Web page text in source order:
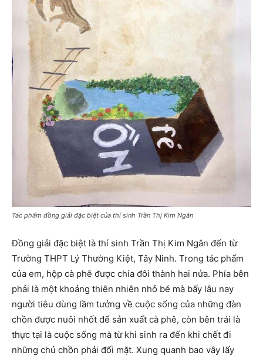
Tác phẩm đồng giải đặc biệt của thí sinh Trần Thị Kim Ngân
Đồng giải đặc biệt là thí sinh Trần Thị Kim Ngân đến từ
Trường THPT Lý Thường Kiệt, Tây Ninh. Trong tác phẩm
của em, hộp cà phê được chia đôi thành hai nửa. Phía bên
phải là một khoảng thiên nhiên nhỏ bé mà bấy lâu nay
người tiêu dùng lầm tưởng về cuộc sống của những đàn
chồn được nuôi nhốt để sản xuất cà phê, còn bên trái là
thực tại là cuộc sống mà từ khi sinh ra đến khi chết đi
những chủ chồn phải đối mặt. Xung quanh bao vây lấy